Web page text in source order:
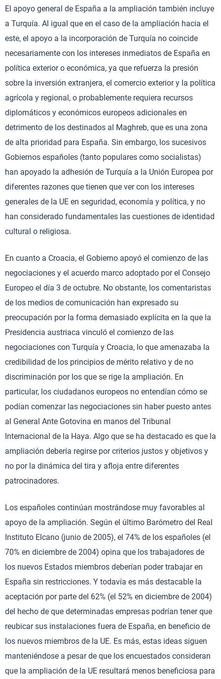
El apoyo general de España a la ampliación también incluye
a Turquía. Al igual que en el caso de la ampliación hacia el
este, el apoyo a la incorporación de Turquía no coincide
necesariamente con los intereses inmediatos de España en
política exterior o económica, ya que refuerza la presión
sobre la inversión extranjera, el comercio exterior y la política
agrícola y regional, o probablemente requiera recursos
diplomáticos y económicos europeos adicionales en
detrimento de los destinados al Maghreb, que es una zona
de alta prioridad para España. Sin embargo, los sucesivos
Gobiernos españoles (tanto populares como socialistas)
han apoyado la adhesión de Turquía a la Unión Europea por
diferentes razones que tienen que ver con los intereses
generales de la UE en seguridad, economía y política, y no
han considerado fundamentales las cuestiones de identidad
cultural o religiosa.
En cuanto a Croacia, el Gobierno apoyó el comienzo de las
negociaciones y el acuerdo marco adoptado por el Consejo
Europeo el día 3 de octubre. No obstante, los comentaristas
de los medios de comunicación han expresado su
preocupación por la forma demasiado explícita en la que la
Presidencia austriaca vinculó el comienzo de las
negociaciones con Turquía y Croacia, lo que amenazaba la
credibilidad de los principios de mérito relativo y de no
discriminación por los que se rige la ampliación. En
particular, los ciudadanos europeos no entendían cómo se
podían comenzar las negociaciones sin haber puesto antes
al General Ante Gotovina en manos del Tribunal
Internacional de la Haya. Algo que se ha destacado es que la
ampliación debería regirse por criterios justos y objetivos y
no por la dinámica del tira y afloja entre diferentes
patrocinadores.
Los españoles continúan mostrándose muy favorables al
apoyo de la ampliación. Según el último Barómetro del Real
Instituto Elcano (junio de 2005), el 74% de los españoles (el
70% en diciembre de 2004) opina que los trabajadores de
los nuevos Estados miembros deberían poder trabajar en
España sin restricciones. Y todavía es más destacable la
aceptación por parte del 62% (el 52% en diciembre de 2004)
del hecho de que determinadas empresas podrían tener que
reubicar sus instalaciones fuera de España, en beneficio de
los nuevos miembros de la UE. Es más, estas ideas siguen
manteniéndose a pesar de que los encuestados consideran
que la ampliación de la UE resultará menos beneficiosa para